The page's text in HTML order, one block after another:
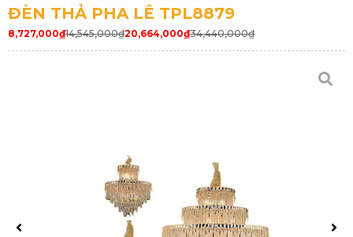
ĐÈN THẢ PHA LÊ TPL8879
14,545,000₫
8,727,000₫ 34,440,000₫
20,664,000₫